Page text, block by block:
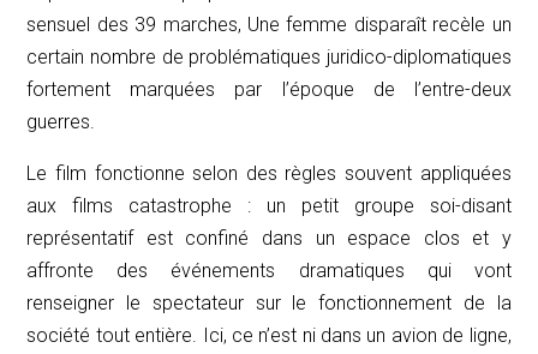
sensuel des 39 marches, Une femme disparaîtrecèle un
certain nombre de problématiques juridico-diplomatiques
fortement marquées par l’époque de l’entre-deux
guerres.
Le film fonctionne selon des règles souvent appliquées
aux films catastrophe : un petit groupe soi-disant
représentatif est confiné dans un espace clos et y
affronte des événements dramatiques qui vont
renseigner le spectateur sur le fonctionnement de la
société tout entière. Ici, ce n’est ni dans un avion de ligne,